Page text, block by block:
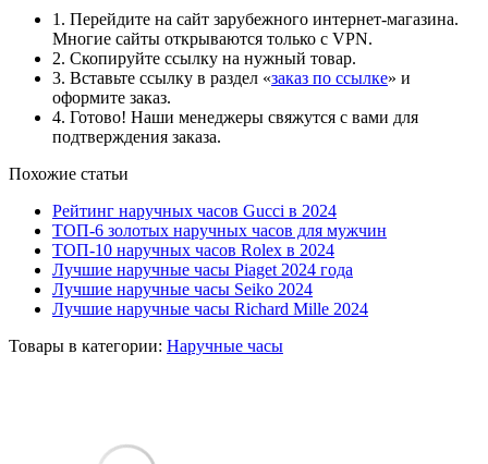
1. Перейдите на сайт зарубежного интернет-магазина.
Многие сайты открываются только с VPN.
2. Скопируйте ссылку на нужный товар.
3. Вставьте ссылку в раздел «заказ по ссылке» и
оформите заказ.
4. Готово! Наши менеджеры свяжутся с вами для
подтверждения заказа.
Похожие статьи
Рейтинг наручных часов Gucci в 2024
ТОП-6 золотых наручных часов для мужчин
ТОП-10 наручных часов Rolex в 2024
Лучшие наручные часы Piaget 2024 года
Лучшие наручные часы Seiko 2024
Лучшие наручные часы Richard Mille 2024
Товары в категории: Наручные часы